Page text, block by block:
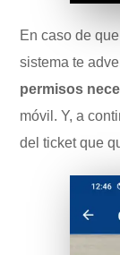
En caso de
sistema te
permisos
móvil. Y, a
del ticket que